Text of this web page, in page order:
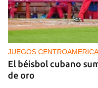
JUEGOS
El béisbol cubano
de oro